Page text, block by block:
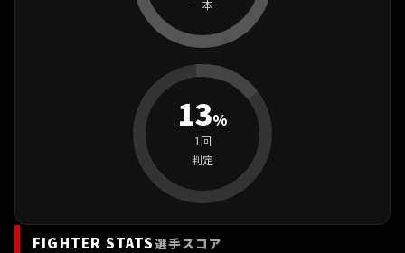
一本
13%
1回
判定
FIGHTER STATS選手スコア